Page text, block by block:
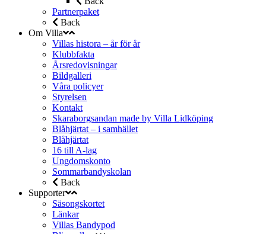
Partnerpaket
Back
Om Villa
Villas histora – år för år
Klubbfakta
Årsredovisningar
Bildgalleri
Våra policyer
Styrelsen
Kontakt
Skaraborgsandan made by Villa Lidköping
Blåhjärtat – i samhället
Blåhjärtat
16 till A-lag
Ungdomskonto
Sommarbandyskolan
Back
Supporter
Säsongskortet
Länkar
Villas Bandypod